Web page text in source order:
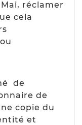
réclamer
cela
de
de
copie du
et